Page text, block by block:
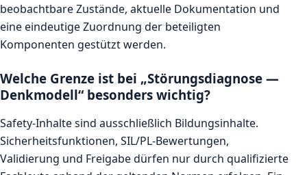
beobachtbare Zustände, aktuelle Dokumentation und
eine eindeutige Zuordnung der beteiligten
Komponenten gestützt werden.
Welche Grenze ist bei „Störungsdiagnose —
Denkmodell“ besonders wichtig?
Safety-Inhalte sind ausschließlich Bildungsinhalte.
Sicherheitsfunktionen, SIL/PL-Bewertungen,
Validierung und Freigabe dürfen nur durch qualifizierte